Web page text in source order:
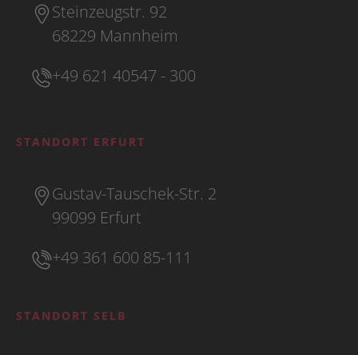
Steinzeugstr. 92
68229 Mannheim
+49 621 40547 - 300
STANDORT ERFURT
Gustav-Tauschek-Str. 2
99099 Erfurt
+49 361 600 85-111
STANDORT SELB